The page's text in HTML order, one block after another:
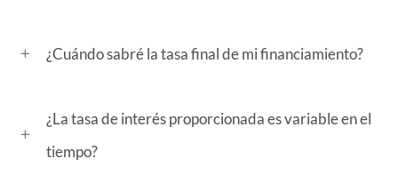
¿Cuándo sabré la tasa final de mi financiamiento?
¿La tasa de interés proporcionada es variable en el
tiempo?